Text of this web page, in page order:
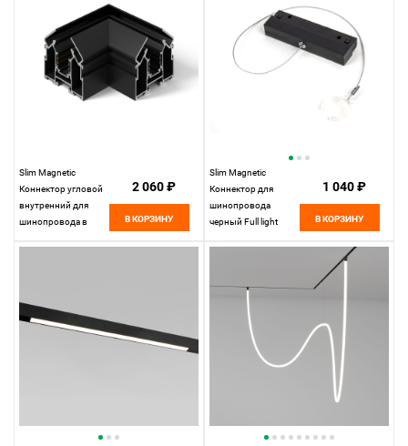
Slim Magnetic
Коннектор угловой
внутренний для
шинопровода в
2 060 ₽
В КОРЗИНУ
Slim Magnetic
Коннектор для
шинопровода
черный Full light
1 040 ₽
В КОРЗИНУ